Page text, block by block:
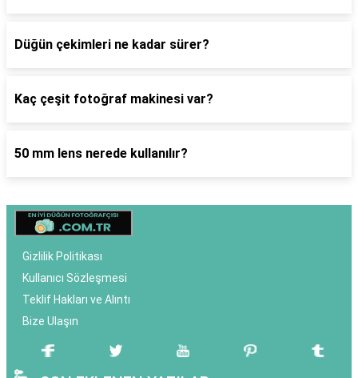
Düğün çekimleri ne kadar sürer?
Kaç çeşit fotoğraf makinesi var?
50 mm lens nerede kullanılır?
Gizlilik Politikası
Kullanıcı Sözleşmesi
Teklif Hakları ve Alıntı
Bize Ulaşın